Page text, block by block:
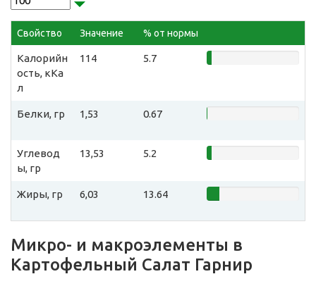
Свойство Значение % от нормы
Калорийн
ость, кКа
л
114 5.7
Белки, гр 1,53 0.67
Углевод
ы, гр
13,53 5.2
Жиры, гр 6,03 13.64
Микро- и макроэлементы в
Картофельный Салат Гарнир